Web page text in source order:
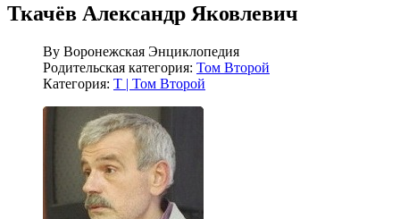
Ткачёв Александр Яковлевич
By Воронежская Энциклопедия
Родительская категория: Том Второй
Категория: Т | Том Второй